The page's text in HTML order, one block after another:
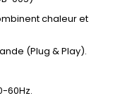
chaleur et
(Plug & Play).
60Hz.